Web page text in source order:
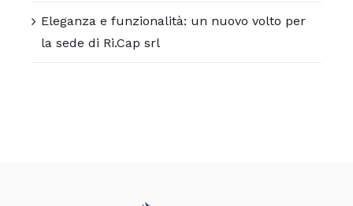
Eleganza e funzionalità: un nuovo volto per
la sede di Ri.Cap srl